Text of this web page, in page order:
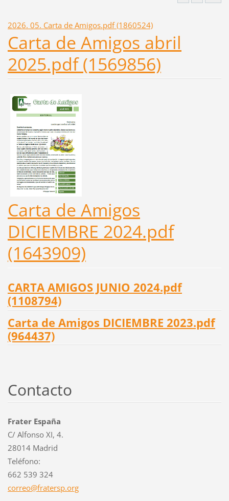
2026. 05. Carta de Amigos.pdf (1860524)
Carta de Amigos abril
2025.pdf (1569856)
Carta de Amigos
DICIEMBRE 2024.pdf
(1643909)
CARTA AMIGOS JUNIO 2024.pdf
(1108794)
Carta de Amigos DICIEMBRE 2023.pdf
(964437)
Contacto
Frater España
C/ Alfonso XI, 4.
28014 Madrid
Teléfono:
662 539 324
correo@fratersp.org